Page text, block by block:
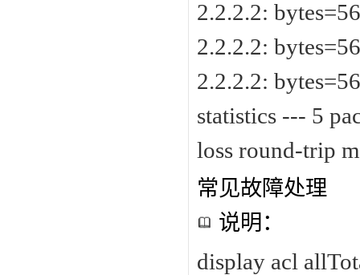
2.2.2.2:
2.2.2.2:
2.2.2.2:
statistics --- 5
loss round-trip
常见故障处理
说明：
display acl